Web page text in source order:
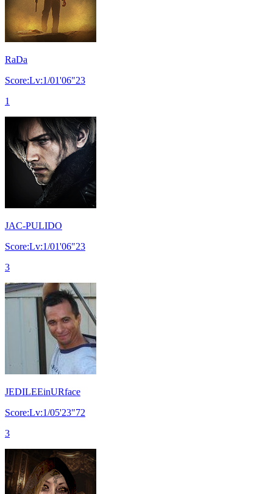
RaDa
Score:Lv:1/01'06"23
1
JAC-PULIDO
Score:Lv:1/01'06"23
3
JEDILEEinURface
Score:Lv:1/05'23"72
3